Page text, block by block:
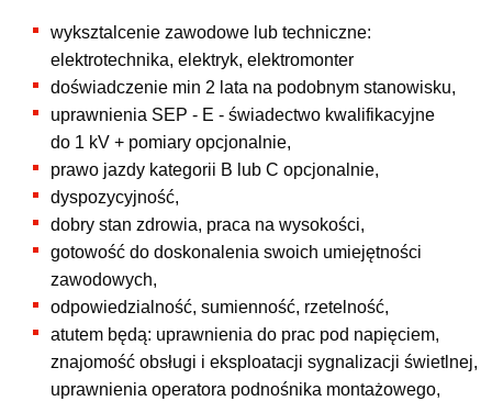
wyksztalcenie zawodowe lub techniczne:
elektrotechnika, elektryk, elektromonter
doświadczenie min 2 lata na podobnym stanowisku,
uprawnienia SEP - E - świadectwo kwalifikacyjne
do 1 kV + pomiary opcjonalnie,
prawo jazdy kategorii B lub C opcjonalnie,
dyspozycyjność,
dobry stan zdrowia, praca na wysokości,
gotowość do doskonalenia swoich umiejętności
zawodowych,
odpowiedzialność, sumienność, rzetelność,
atutem będą: uprawnienia do prac pod napięciem,
znajomość obsługi i eksploatacji sygnalizacji świetlnej,
uprawnienia operatora podnośnika montażowego,